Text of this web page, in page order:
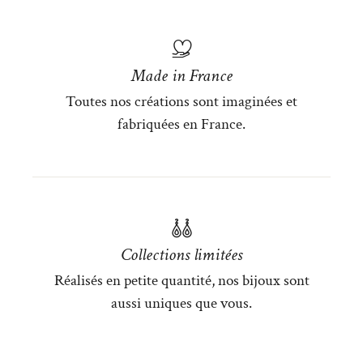
Made in France
Toutes nos créations sont imaginées et
fabriquées en France.
Collections limitées
Réalisés en petite quantité, nos bijoux sont
aussi uniques que vous.